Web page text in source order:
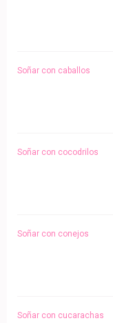
Soñar con caballos
Soñar con cocodrilos
Soñar con conejos
Soñar con cucarachas